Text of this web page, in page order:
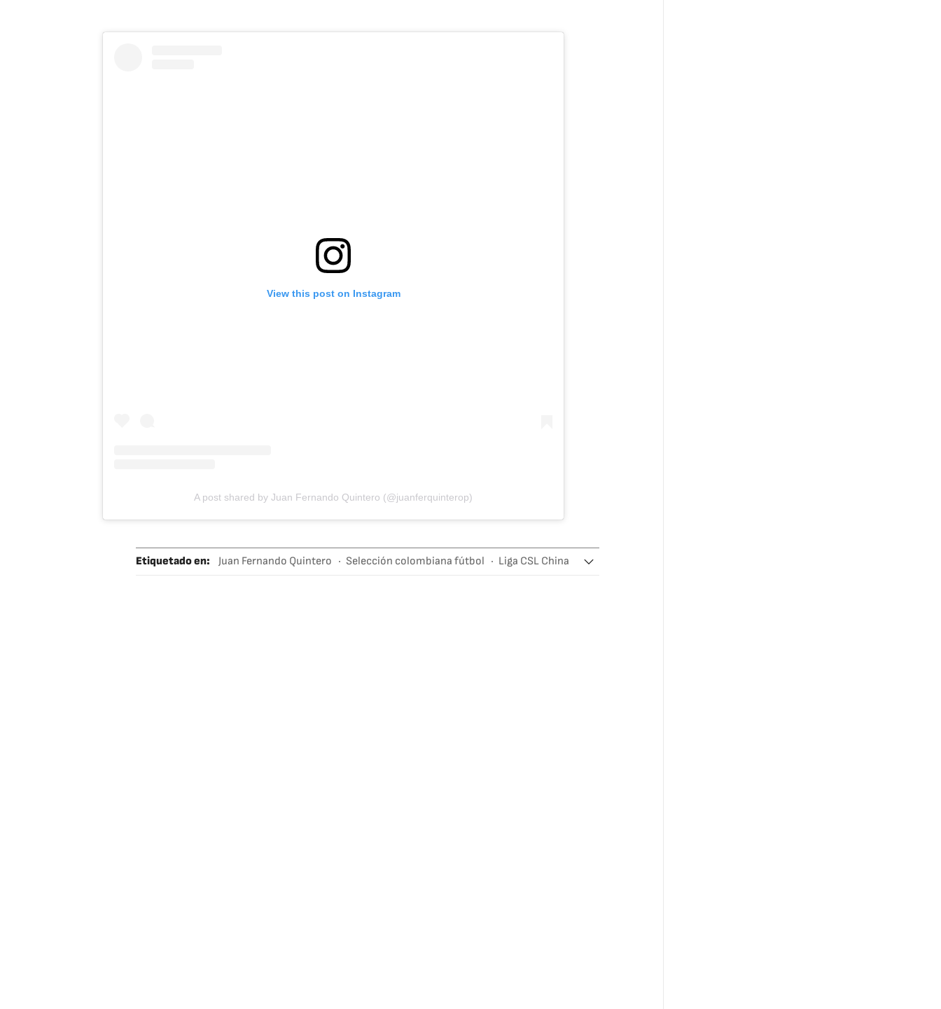
View this post on Instagram
A post shared by Juan Fernando Quintero (@juanferquinterop)
Etiquetado en: Juan Fernando Quintero Selección colombiana fútbol
Liga CSL China